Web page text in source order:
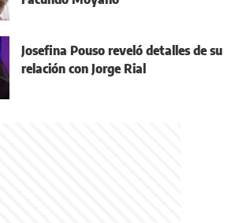
Josefina Pouso reveló detalles de su
relación con Jorge Rial